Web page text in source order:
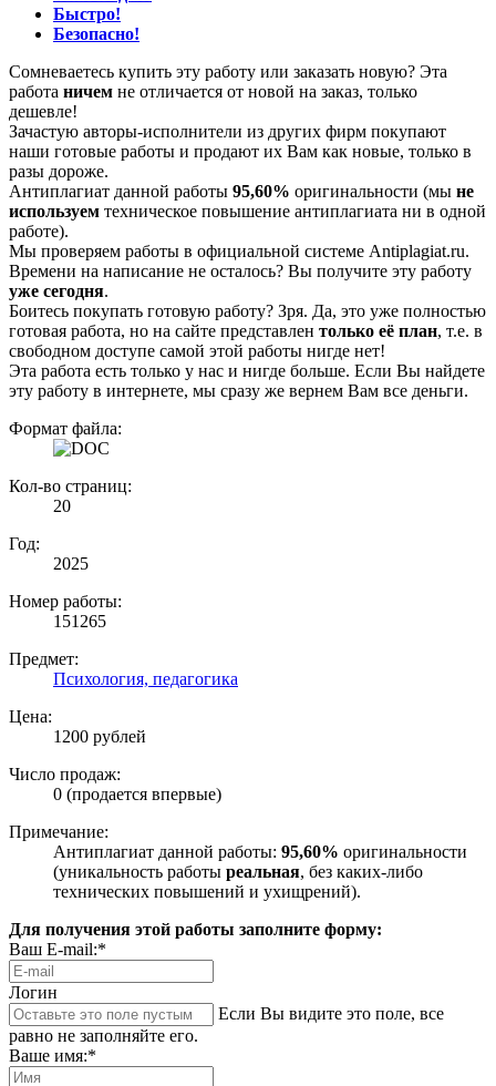
Быстро!
Безопасно!
Сомневаетесь купить эту работу или заказать новую? Эта
работа ничем не отличается от новой на заказ, только
дешевле!
Зачастую авторы-исполнители из других фирм покупают
наши готовые работы и продают их Вам как новые, только в
разы дороже.
Антиплагиат данной работы 95,60% оригинальности (мы не
используем техническое повышение антиплагиата ни в одной
работе).
Мы проверяем работы в официальной системе Аntiplagiat.ru.
Времени на написание не осталось? Вы получите эту работу
уже сегодня.
Боитесь покупать готовую работу? Зря. Да, это уже полностью
готовая работа, но на сайте представлен только её план, т.е. в
свободном доступе самой этой работы нигде нет!
Эта работа есть только у нас и нигде больше. Если Вы найдете
эту работу в интернете, мы сразу же вернем Вам все деньги.
Формат файла:
Кол-во страниц:
20
Год:
2025
Номер работы:
151265
Предмет:
Психология, педагогика
Цена:
1200 рублей
Число продаж:
0 (продается впервые)
Примечание:
Антиплагиат данной работы: 95,60% оригинальности
(уникальность работы реальная, без каких-либо
технических повышений и ухищрений).
Для получения этой работы заполните форму:
Ваш E-mail:*
Логин
Если Вы видите это поле, все
равно не заполняйте его.
Ваше имя:*